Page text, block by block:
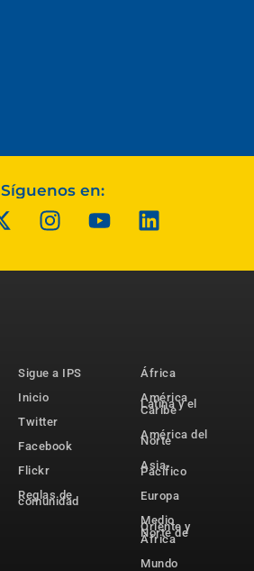
Síguenos en:
Sigue a IPS
Inicio
Twitter
Facebook
Flickr
Reglas de
comunidad
África
América
Latina y el
Caribe
América del
Norte
Asia-
Pacífico
Europa
Medio
Oriente y
Norte de
África
Mundo